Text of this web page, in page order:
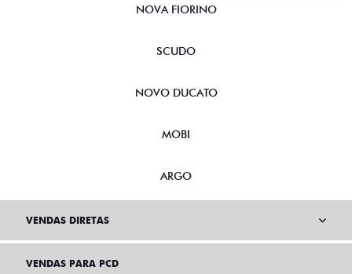
NOVA FIORINO
SCUDO
NOVO DUCATO
MOBI
ARGO
VENDAS DIRETAS
VENDAS PARA PCD